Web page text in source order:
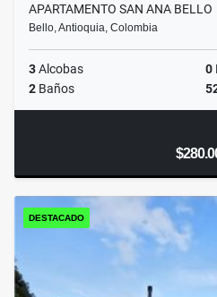
APARTAMENTO SAN ANA BELLO
Bello, Antioquia, Colombia
3Alcobas 0
2 Baños
DESTACADO